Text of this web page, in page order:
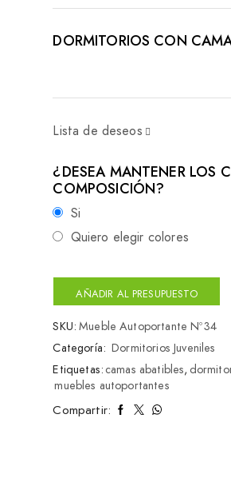
DORMITORIOS CON
Lista de deseos
¿DESEA MANTENER LOS
COMPOSICIÓN?
Si
Quiero elegir colores
AÑADIR AL PRESUPUESTO
SKU: Mueble Autoportante Nº34
Categoría: Dormitorios Juveniles
Etiquetas:camas abatibles,
muebles autoportantes
Compartir: